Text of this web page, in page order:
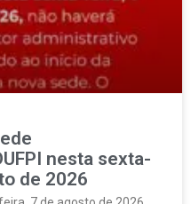
nesta sexta-
de 2026